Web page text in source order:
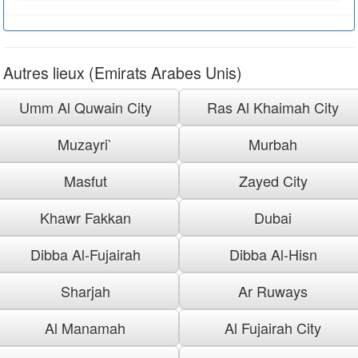
Autres lieux (Emirats Arabes Unis)
Umm Al Quwain City
Ras Al Khaimah City
Muzayri`
Murbah
Masfut
Zayed City
Khawr Fakkan
Dubai
Dibba Al-Fujairah
Dibba Al-Hisn
Sharjah
Ar Ruways
Al Manamah
Al Fujairah City